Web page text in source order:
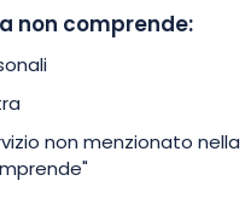
non comprende:
non menzionato